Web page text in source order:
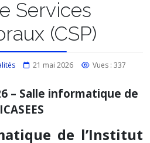
Services
(CSP)
21 mai 2026 Vues : 337
– Salle informatique de
de l’Institut